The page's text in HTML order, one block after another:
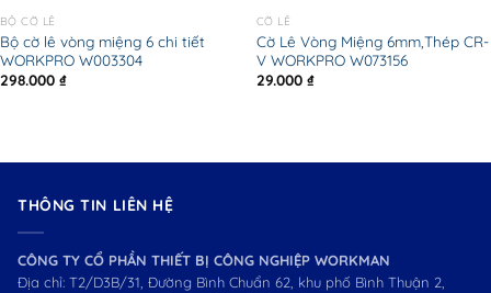
BỘ CỜ LÊ
Bộ cờ lê vòng miệng 6 chi tiết
WORKPRO W003304
298.000 ₫
CỜ LÊ
Cờ Lê Vòng Miệng 6mm,Thép CR-
V WORKPRO W073156
29.000 ₫
THÔNG TIN LIÊN HỆ
CÔNG TY CỔ PHẦN THIẾT BỊ CÔNG NGHIỆP WORKMAN
Địa chỉ: T2/D3B/31, Đường Bình Chuẩn 62, khu phố Bình Thuận 2,